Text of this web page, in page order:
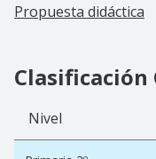
Propuesta didáctica
Nivel